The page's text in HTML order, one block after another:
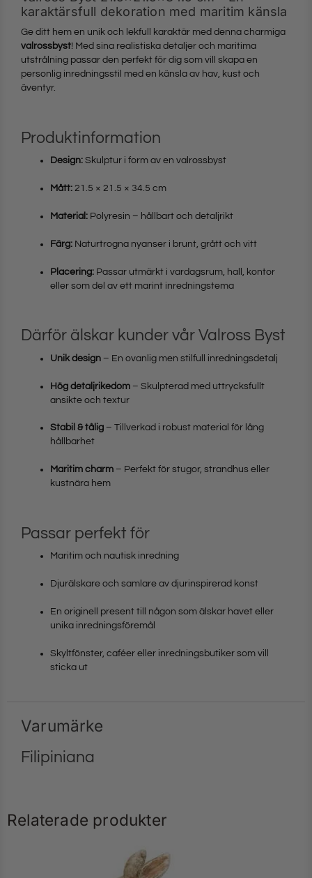
karaktärsfull dekoration med maritim känsla
Ge ditt hem en unik och lekfull karaktär med denna charmiga
valrossbyst! Med sina realistiska detaljer och maritima
utstrålning passar den perfekt för dig som vill skapa en
personlig inredningsstil med en känsla av hav, kust och
äventyr.
Produktinformation
Design: Skulptur i form av en valrossbyst
Mått: 21.5 × 21.5 × 34.5 cm
Material: Polyresin – hållbart och detaljrikt
Färg: Naturtrogna nyanser i brunt, grått och vitt
Placering: Passar utmärkt i vardagsrum, hall, kontor
eller som del av ett marint inredningstema
Därför älskar kunder vår Valross Byst
Unik design – En ovanlig men stilfull inredningsdetalj
Hög detaljrikedom – Skulpterad med uttrycksfullt
ansikte och textur
Stabil & tålig – Tillverkad i robust material för lång
hållbarhet
Maritim charm – Perfekt för stugor, strandhus eller
kustnära hem
Passar perfekt för
Maritim och nautisk inredning
Djurälskare och samlare av djurinspirerad konst
En originell present till någon som älskar havet eller
unika inredningsföremål
Skyltfönster, caféer eller inredningsbutiker som vill
sticka ut
Varumärke
Filipiniana
Relaterade produkter